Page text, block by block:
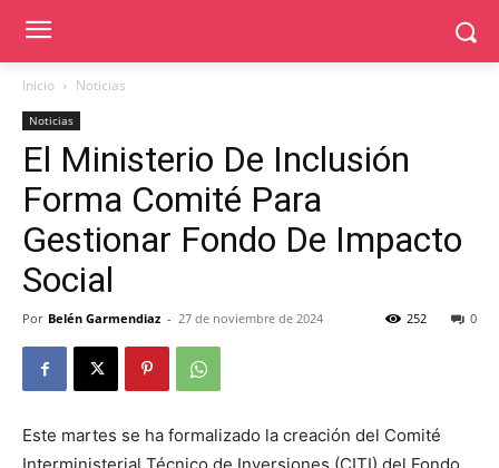
Inicio Noticias
Noticias
El Ministerio De Inclusión
Forma Comité Para
Gestionar Fondo De Impacto
Social
Por Belén Garmendiaz - 27 de noviembre de 2024 0
252
Este martes se ha formalizado la creación del Comité